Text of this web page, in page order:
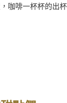
咖啡一杯杯的出